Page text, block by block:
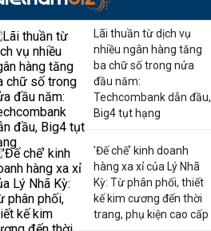
Lãi thuần từ dịch vụ
nhiều ngân hàng tăng
ba chữ số trong nửa
đầu năm:
Techcombank dẫn đầu,
Big4 tụt hạng
'Đế chế’ kinh doanh
hàng xa xỉ của Lý Nhã
Kỳ: Từ phân phối, thiết
kế kim cương đến thời
trang, phụ kiện cao cấp